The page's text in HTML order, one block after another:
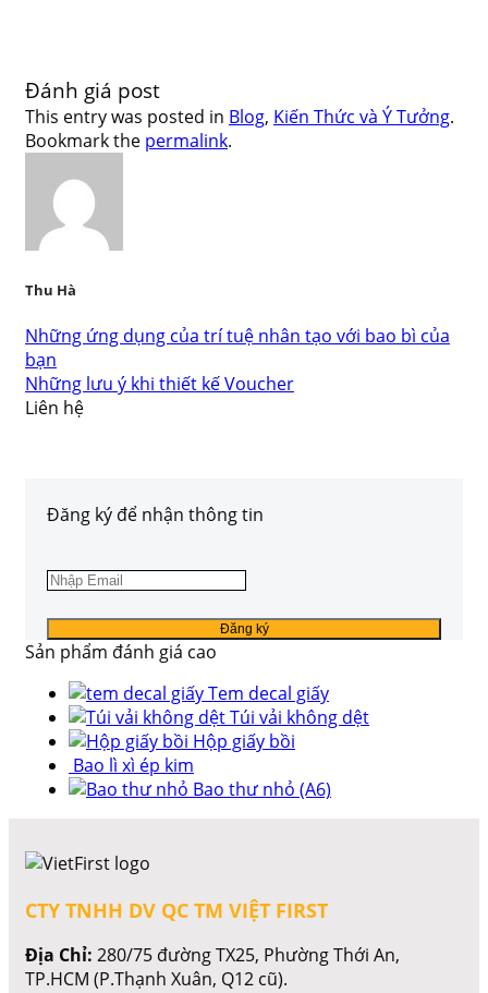
Đánh giá post
This entry was posted in Blog, Kiến Thức và Ý Tưởng.
Bookmark the permalink.
Thu Hà
Những ứng dụng của trí tuệ nhân tạo với bao bì của
bạn
Những lưu ý khi thiết kế Voucher
Liên hệ
Đăng ký để nhận thông tin
Sản phẩm đánh giá cao
Tem decal giấy
Túi vải không dệt
Hộp giấy bồi
Bao lì xì ép kim
Bao thư nhỏ (A6)
CTY TNHH DV QC TM VIỆT FIRST
Địa Chỉ: 280/75 đường TX25, Phường Thới An,
TP.HCM (P.Thạnh Xuân, Q12 cũ).